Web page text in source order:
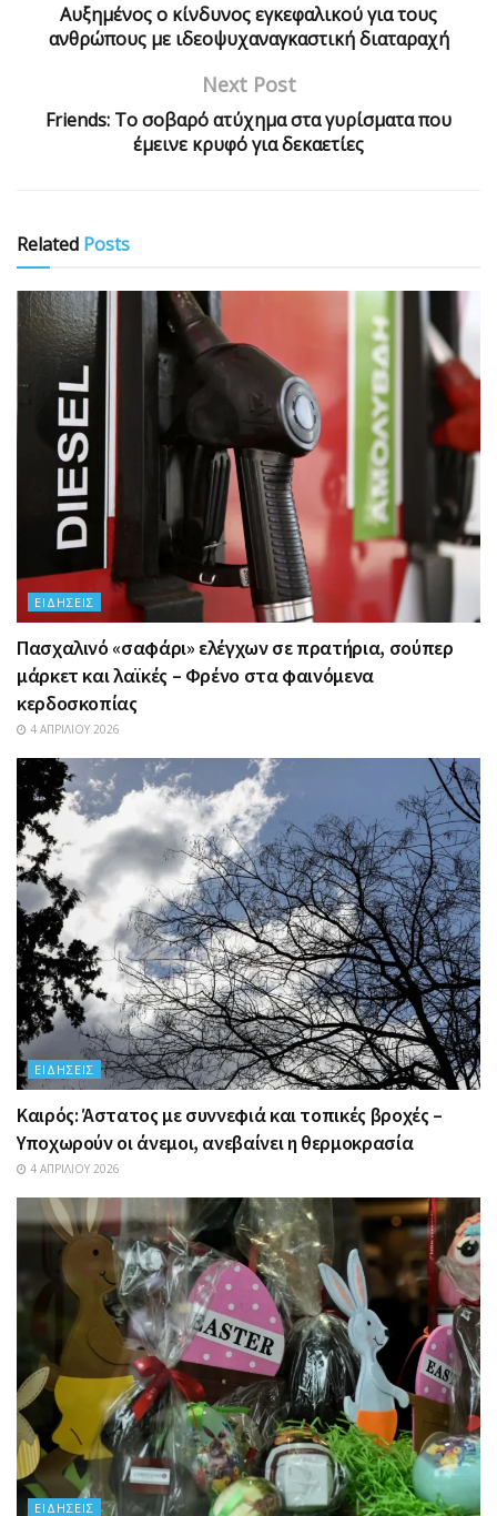
Αυξημένος ο κίνδυνος εγκεφαλικού για τους
ανθρώπους με ιδεοψυχαναγκαστική διαταραχή
Next Post
Friends: Το σοβαρό ατύχημα στα γυρίσματα που
έμεινε κρυφό για δεκαετίες
Related Posts
ΕΙΔΉΣΕΙΣ
Πασχαλινό «σαφάρι» ελέγχων σε πρατήρια, σούπερ
μάρκετ και λαϊκές – Φρένο στα φαινόμενα
κερδοσκοπίας
4 ΑΠΡΙΛΊΟΥ 2026
ΕΙΔΉΣΕΙΣ
Καιρός: Άστατος με συννεφιά και τοπικές βροχές –
Υποχωρούν οι άνεμοι, ανεβαίνει η θερμοκρασία
4 ΑΠΡΙΛΊΟΥ 2026
ΕΙΔΉΣΕΙΣ